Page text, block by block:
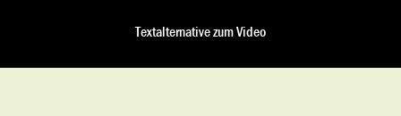
Textalternative zum Video